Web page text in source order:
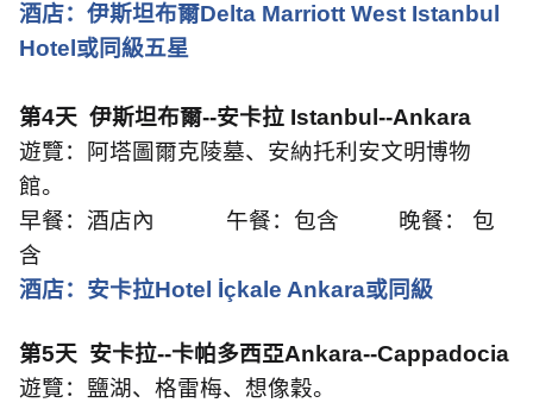
酒店：伊斯坦布爾Delta Marriott West Istanbul
Hotel 或同級五星
第4天 伊斯坦布爾--安卡拉 Istanbul--Ankara
遊覽：阿塔圖爾克陵墓、安納托利安文明博物
館。
早餐：酒店內
午餐：包含
晚餐： 包
含
酒店：安卡拉Hotel İçkale Ankara或同級
第5天 安卡拉--卡帕多西亞Ankara--Cappadocia
遊覽：鹽湖、格雷梅、想像穀。